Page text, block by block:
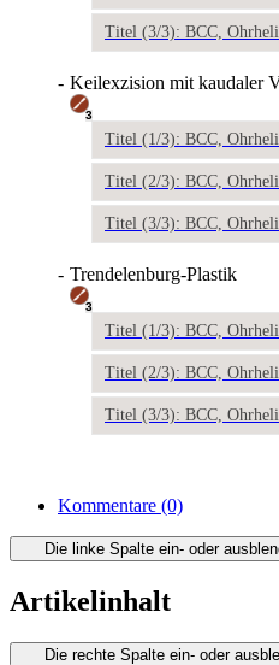
Titel (3/3): BCC,
- Keilexzision mit kaudaler
3
Titel (1/3): BCC,
Titel (2/3): BCC,
Titel (3/3): BCC,
- Trendelenburg-Plastik
3
Titel (1/3): BCC,
Titel (2/3): BCC,
Titel (3/3): BCC,
Kommentare (0)
Die linke Spalte ein- oder
Artikelinhalt
Die rechte Spalte ein- oder